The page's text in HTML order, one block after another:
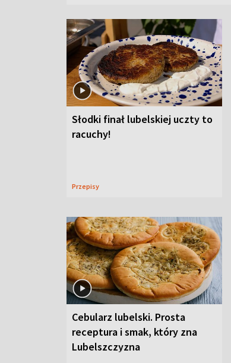
Słodki finał lubelskiej uczty to
racuchy!
Przepisy
Cebularz lubelski. Prosta
receptura i smak, który zna
Lubelszczyzna